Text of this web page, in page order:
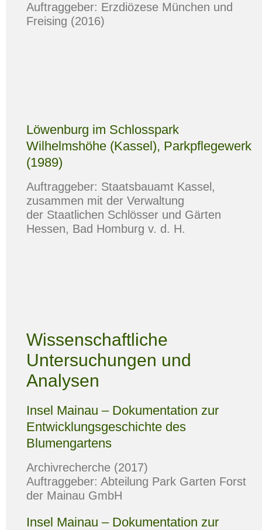
Auftraggeber: Erzdiözese München und
Freising (2016)
Löwenburg im Schlosspark
Wilhelmshöhe (Kassel), Parkpflegewerk
(1989)
Auftraggeber: Staatsbauamt Kassel,
zusammen mit der Verwaltung
der Staatlichen Schlösser und Gärten
Hessen, Bad Homburg v. d. H.
Wissenschaftliche
Untersuchungen und
Analysen
Insel Mainau – Dokumentation zur
Entwicklungsgeschichte des
Blumengartens
Archivrecherche (2017)
Auftraggeber: Abteilung Park Garten Forst
der Mainau GmbH
Insel Mainau – Dokumentation zur